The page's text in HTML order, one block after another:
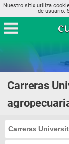
Nuestro sitio utiliza
de usuario.
Carreras
Carreras